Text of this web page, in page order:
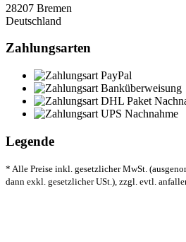
28207 Bremen
Deutschland
Zahlungsarten
Legende
* Alle Preise inkl. gesetzlicher MwSt.
dann exkl. gesetzlicher USt.), zzgl. evtl.